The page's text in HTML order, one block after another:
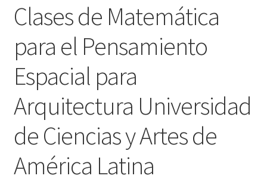
Clases de Matemática
para el Pensamiento
Espacial para
Arquitectura Universidad
de Ciencias y Artes de
América Latina